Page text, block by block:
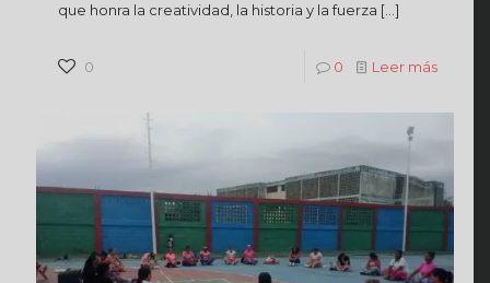
que honra la creatividad, la historia y la fuerza […]
0 0 Leer más